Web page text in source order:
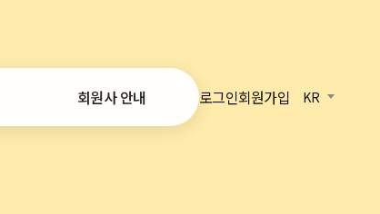
회원사 안내
로그인회원가입 KR